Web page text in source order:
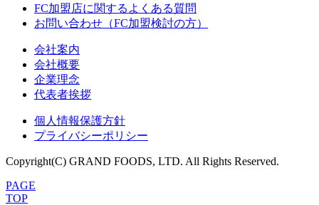
FC加盟店に関するよくある質問
お問い合わせ（FC加盟検討の方）
会社案内
会社概要
企業理念
代表者挨拶
個人情報保護方針
プライバシーポリシー
Copyright(C) GRAND FOODS, LTD. All Rights Reserved.
PAGE
TOP